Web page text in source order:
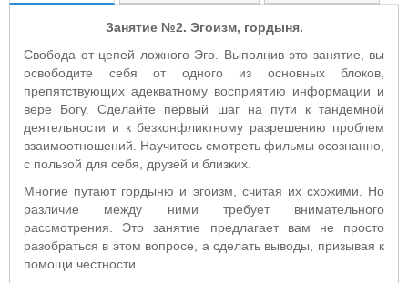
Занятие №2. Эгоизм, гордыня.
Свобода от цепей ложного Эго. Выполнив это занятие, вы
освободите себя от одного из основных блоков,
препятствующих адекватному восприятию информации и
вере Богу. Сделайте первый шаг на пути к тандемной
деятельности и к безконфликтному разрешению проблем
взаимоотношений. Научитесь смотреть фильмы осознанно,
с пользой для себя, друзей и близких.
Многие путают гордыню и эгоизм, считая их схожими. Но
различие между ними требует внимательного
рассмотрения. Это занятие предлагает вам не просто
разобраться в этом вопросе, а сделать выводы, призывая к
помощи честности.